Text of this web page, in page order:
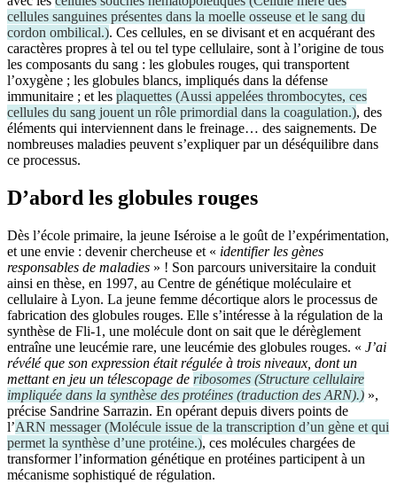
cellules sanguines présentes dans la moelle osseuse et le sang du
cordon ombilical.). Ces cellules, en se divisant et en acquérant des
caractères propres à tel ou tel type cellulaire, sont à l’origine de tous
les composants du sang : les globules rouges, qui transportent
l’oxygène ; les globules blancs, impliqués dans la défense
immunitaire ; et les plaquettes (Aussi appelées thrombocytes, ces
cellules du sang jouent un rôle primordial dans la coagulation.), des
éléments qui interviennent dans le freinage… des saignements. De
nombreuses maladies peuvent s’expliquer par un déséquilibre dans
ce processus.
D’abord les globules rouges
Dès l’école primaire, la jeune Iséroise a le goût de l’expérimentation,
et une envie : devenir chercheuse et « identifier les gènes
responsables de maladies » ! Son parcours universitaire la conduit
ainsi en thèse, en 1997, au Centre de génétique moléculaire et
cellulaire à Lyon. La jeune femme décortique alors le processus de
fabrication des globules rouges. Elle s’intéresse à la régulation de la
synthèse de Fli‑1, une molécule dont on sait que le dérèglement
entraîne une leucémie rare, une leucémie des globules rouges. « J’ai
révélé que son expression était régulée à trois niveaux, dont un
mettant en jeu un télescopage de ribosomes (Structure cellulaire
impliquée dans la synthèse des protéines (traduction des ARN).) »,
précise Sandrine Sarrazin. En opérant depuis divers points de
l’ARN messager (Molécule issue de la transcription d’un gène et qui
permet la synthèse d’une protéine.), ces molécules chargées de
transformer l’information génétique en protéines participent à un
mécanisme sophistiqué de régulation.